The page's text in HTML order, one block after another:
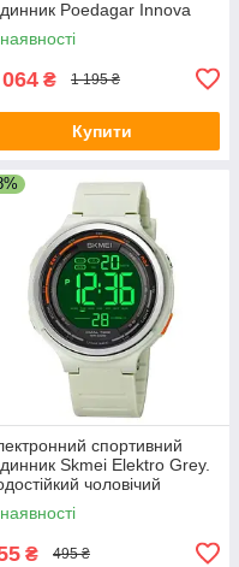
Poedagar Innova
₴ 1 195 ₴
Купити
спортивний
Skmei Elektro Grey.
чоловічий
₴ 495 ₴